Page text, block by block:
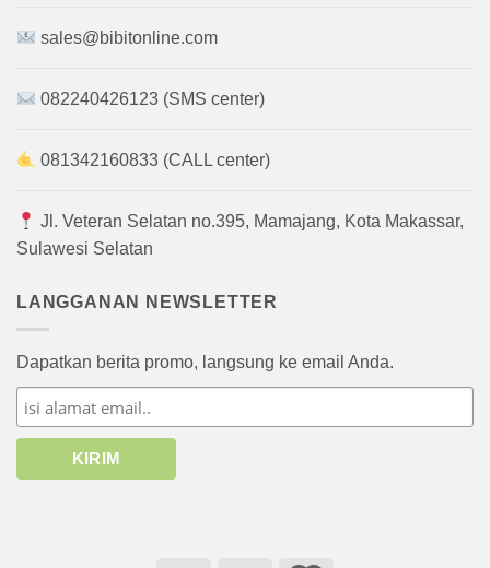
sales@bibitonline.com
082240426123 (SMS center)
081342160833 (CALL center)
Jl. Veteran Selatan no.395, Mamajang, Kota Makassar,
Sulawesi Selatan
LANGGANAN NEWSLETTER
Dapatkan berita promo, langsung ke email Anda.